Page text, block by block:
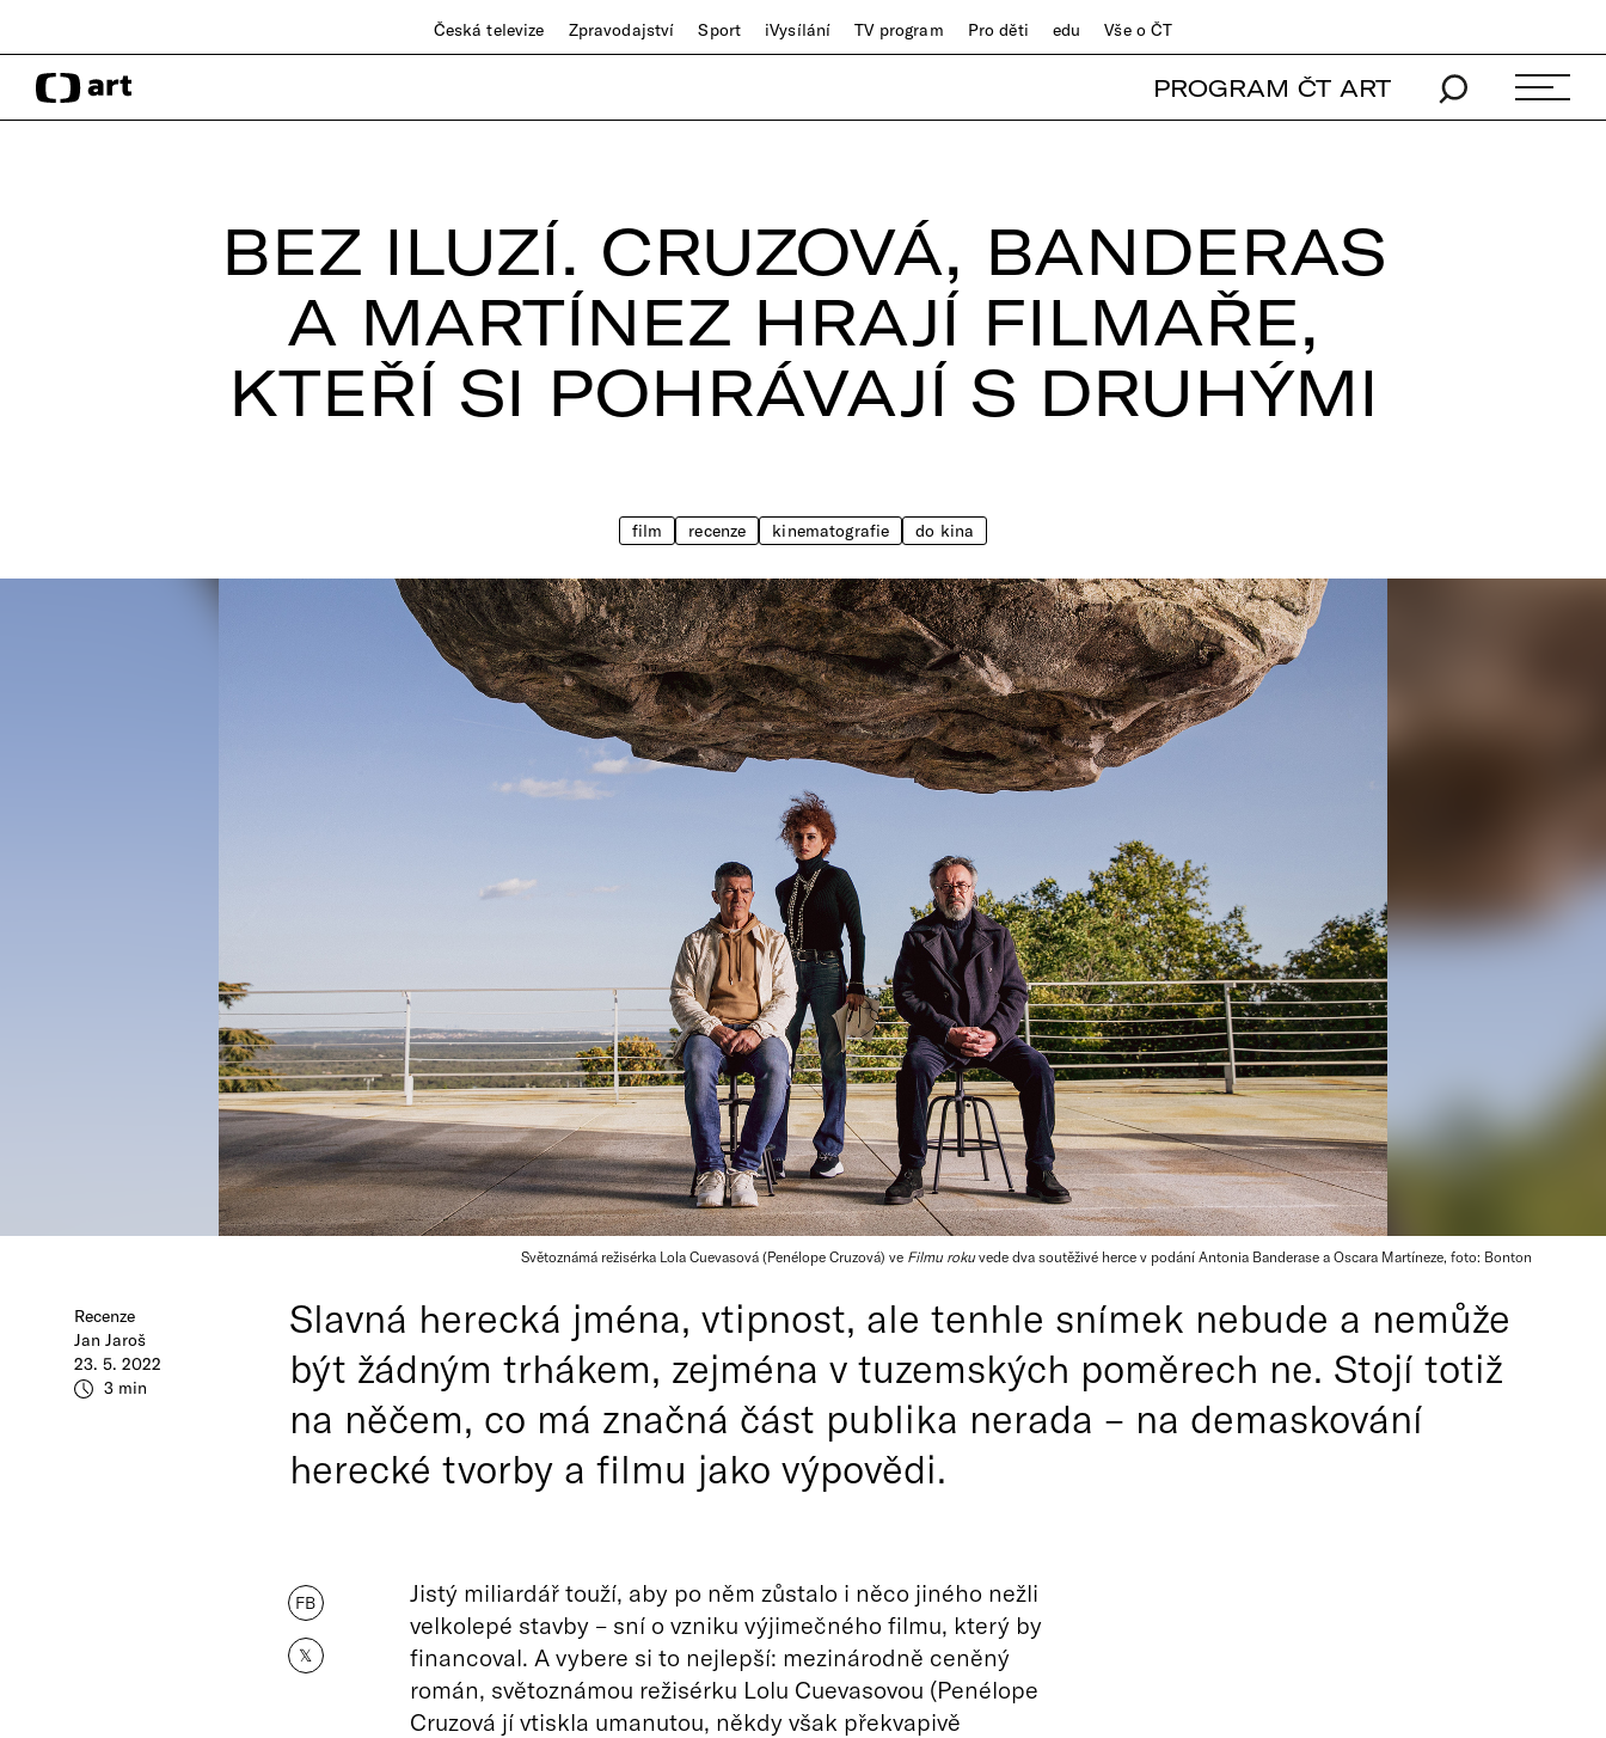
Česká televize Zpravodajství Sport iVysílání TV program Pro děti edu Vše o ČT
PROGRAM ČT ART
BEZ ILUZÍ. CRUZOVÁ, BANDERAS
A MARTÍNEZ HRAJÍ FILMAŘE,
KTEŘÍ SI POHRÁVAJÍ S DRUHÝMI
film recenze kinematografie do kina
Světoznámá režisérka Lola Cuevasová (Penélope Cruzová) ve Filmu rokuvede dva soutěživé herce v podání Antonia Banderase a Oscara Martíneze, foto: Bonton
Recenze
Jan Jaroš
23. 5. 2022
3 min
Slavná herecká jména, vtipnost, ale tenhle snímek nebude a nemůže
být žádným trhákem, zejména v tuzemských poměrech ne. Stojí totiž
na něčem, co má značná část publika nerada – na demaskování
herecké tvorby a filmu jako výpovědi.
FB
𝕏
Jistý miliardář touží, aby po něm zůstalo i něco jiného nežli
velkolepé stavby – sní o vzniku výjimečného filmu, který by
financoval. A vybere si to nejlepší: mezinárodně ceněný
román, světoznámou režisérku Lolu Cuevasovou (Penélope
Cruzová jí vtiskla umanutou, někdy však překvapivě